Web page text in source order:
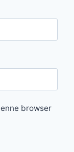
browser